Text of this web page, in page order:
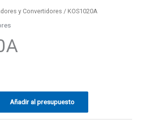
y Convertidores / KOS1020A
Añadir al presupuesto